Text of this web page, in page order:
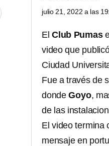
julio 21, 2022 a las
El Club Pumas
video que
Ciudad
Fue a través de
dondeGoyo,
de las
El video termina
mensaje en